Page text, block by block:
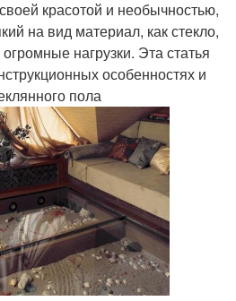
красотой и необычностью,
на вид материал, как стекло,
нагрузки. Эта статья
особенностях и
пола